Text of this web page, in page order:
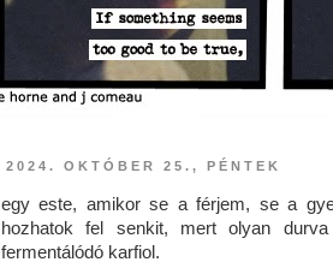
2024. OKTÓBER 25., PÉNTEK
egy este, amikor se a férjem, se a
hozhatok fel senkit, mert olyan
fermentálódó karfiol.